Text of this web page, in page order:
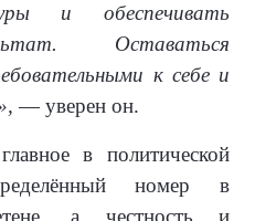
и обеспечивать
Оставаться
к себе и
— уверен он.
в политической
номер в
а честность и